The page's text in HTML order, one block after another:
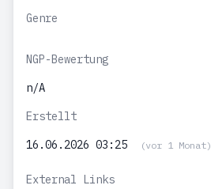
Genre
NGP-Bewertung
n/A
Erstellt
16.06.2026 03:25
(vor 1 Monat)
External Links